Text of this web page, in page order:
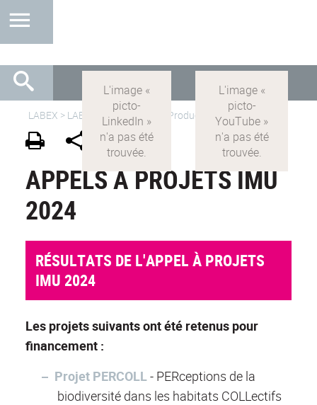
LABEX > LABEX IMU > IMU-FR > Productions > Ressources
APPELS À PROJETS IMU
2024
RÉSULTATS DE L'APPEL À PROJETS
IMU 2024
Les projets suivants ont été retenus pour
financement :
Projet PERCOLL- PERceptions de la
biodiversité dans les habitats COLLectifs